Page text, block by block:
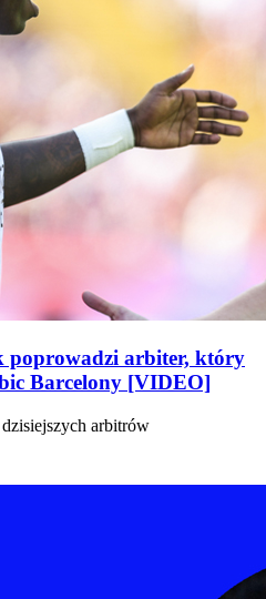
arbiter, który
Barcelony [VIDEO]
arbitrów